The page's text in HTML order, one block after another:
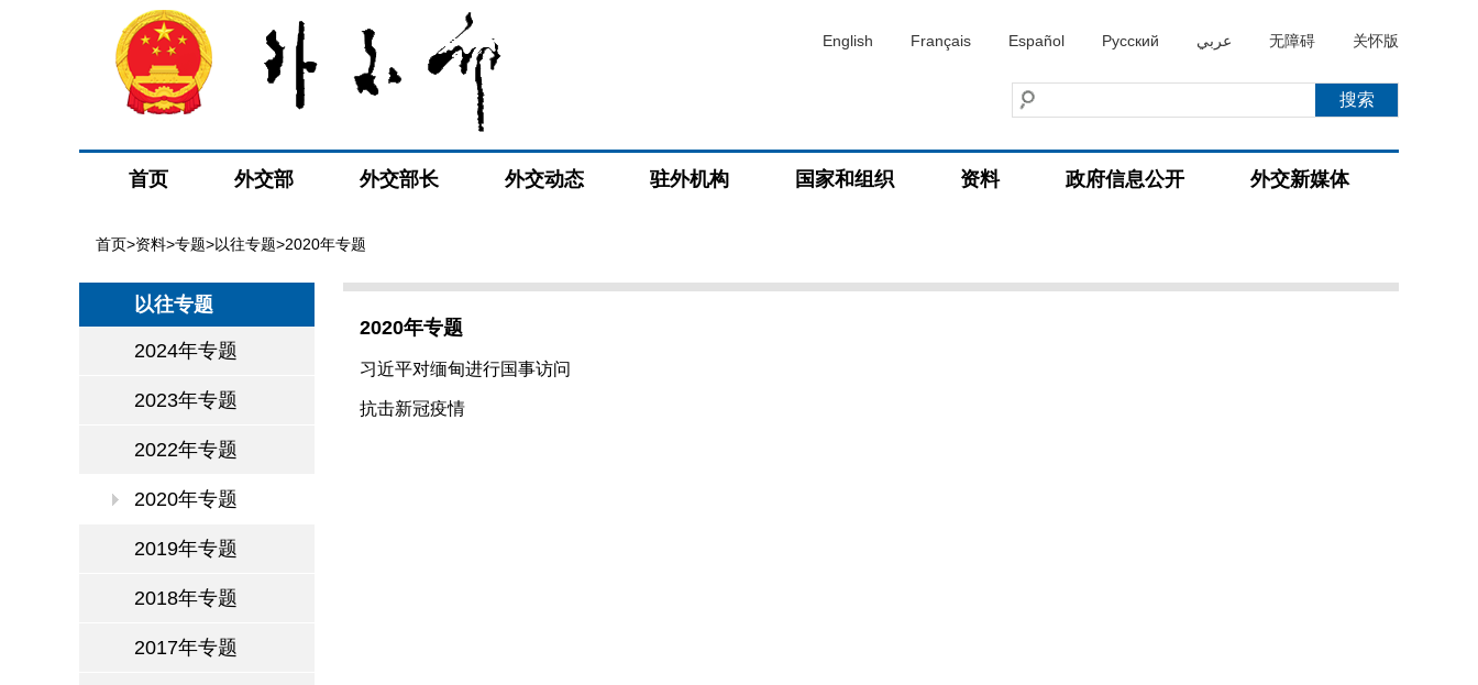
English Français Español Русский عربي 无障碍 关怀版
首页 外交部 外交部长 外交动态 驻外机构 国家和组织 资料 政府信息公开 外交新媒体
首页>资料>专题>以往专题>2020年专题
以往专题
2024年专题
2023年专题
2022年专题
2020年专题
2019年专题
2018年专题
2017年专题
2020年专题
习近平对缅甸进行国事访问
抗击新冠疫情